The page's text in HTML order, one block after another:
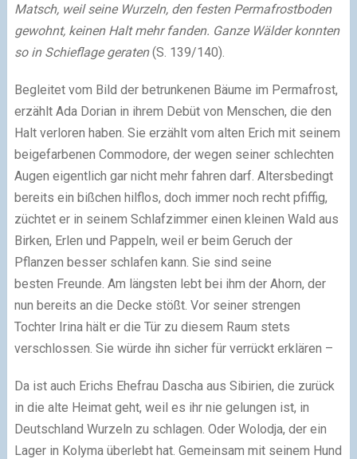
Matsch, weil seine Wurzeln, den festen Permafrostboden
gewohnt, keinen Halt mehr fanden. Ganze Wälder konnten
so in Schieflage geraten(S. 139/140).
Begleitet vom Bild der betrunkenen Bäume im Permafrost,
erzählt Ada Dorian in ihrem Debüt von Menschen, die den
Halt verloren haben. Sie erzählt vom alten Erich mit seinem
beigefarbenen Commodore, der wegen seiner schlechten
Augen eigentlich gar nicht mehr fahren darf. Altersbedingt
bereits ein bißchen hilflos, doch immer noch recht pfiffig,
züchtet er in seinem Schlafzimmer einen kleinen Wald aus
Birken, Erlen und Pappeln, weil er beim Geruch der
Pflanzen besser schlafen kann. Sie sind seine
besten Freunde. Am längsten lebt bei ihm der Ahorn, der
nun bereits an die Decke stößt. Vor seiner strengen
Tochter Irina hält er die Tür zu diesem Raum stets
verschlossen. Sie würde ihn sicher für verrückt erklären –
Da ist auch Erichs Ehefrau Dascha aus Sibirien, die zurück
in die alte Heimat geht, weil es ihr nie gelungen ist, in
Deutschland Wurzeln zu schlagen. Oder Wolodja, der ein
Lager in Kolyma überlebt hat. Gemeinsam mit seinem Hund